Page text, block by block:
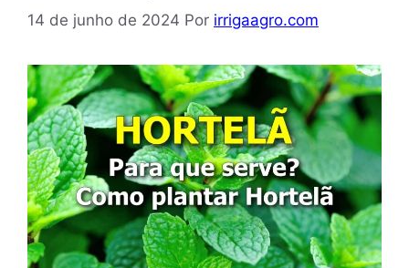
14 de junho de 2024 Por irrigaagro.com